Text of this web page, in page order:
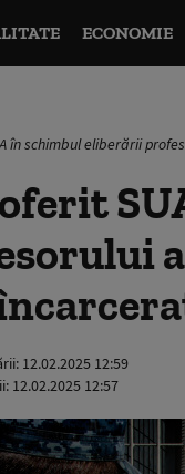
ECONOMIE
în schimbul eliberării
oferit
12.02.2025 12:59
12.02.2025 12:57